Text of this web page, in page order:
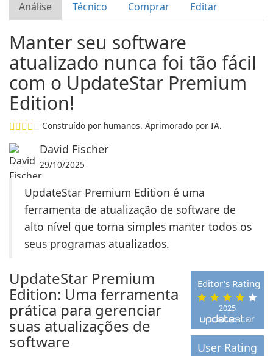
Análise Técnico Comprar Editar
Manter seu software
atualizado nunca foi tão fácil
com o UpdateStar Premium
Edition!
Construído por humanos. Aprimorado por IA.
David Fischer
29/10/2025
UpdateStar Premium Edition é uma
ferramenta de atualização de software de
alto nível que torna simples manter todos os
seus programas atualizados.
2025
Editor's Rating
User Rating
UpdateStar Premium
Edition: Uma ferramenta
prática para gerenciar
suas atualizações de
software